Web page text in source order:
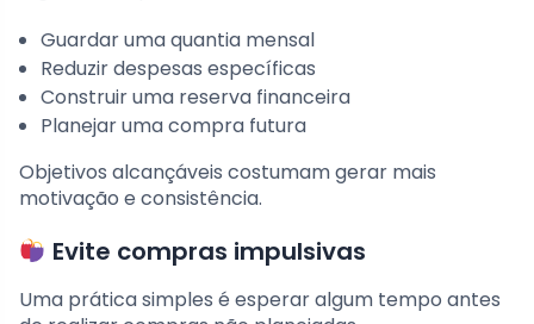
Guardar uma quantia mensal
Reduzir despesas específicas
Construir uma reserva financeira
Planejar uma compra futura
Objetivos alcançáveis costumam gerar mais
motivação e consistência.
Evite compras impulsivas
Uma prática simples é esperar algum tempo antes